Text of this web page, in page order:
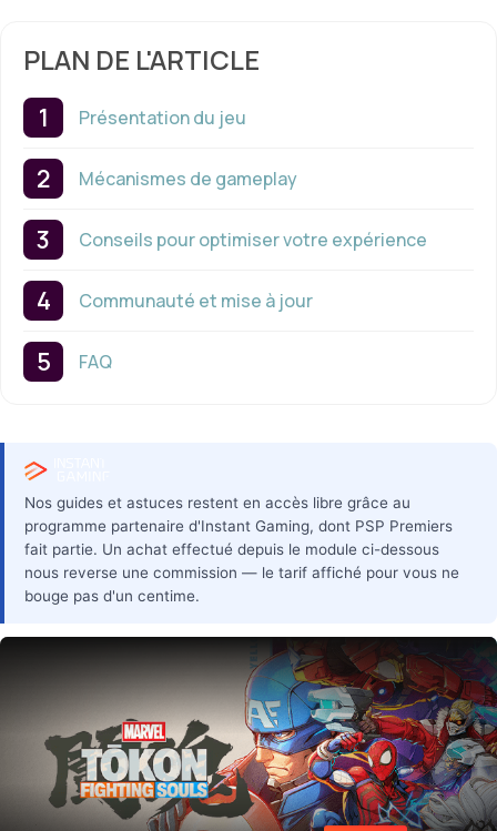
PLAN DE L'ARTICLE
Présentation du jeu
Mécanismes de gameplay
Conseils pour optimiser votre expérience
Communauté et mise à jour
FAQ
Nos guides et astuces restent en accès libre grâce au
programme partenaire d'Instant Gaming, dont PSP Premiers
fait partie. Un achat effectué depuis le module ci-dessous
nous reverse une commission — le tarif affiché pour vous ne
bouge pas d'un centime.